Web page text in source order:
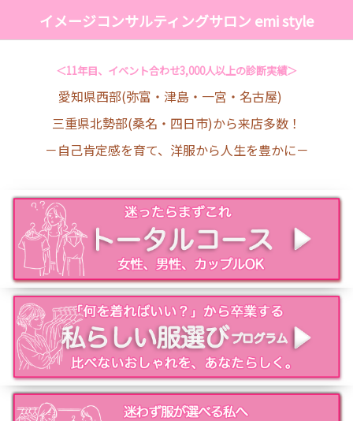
イメージコンサルティングサロン emi style
＜11年目、イベント合わせ3,000人以上の診断実績＞
愛知県西部(弥富・津島・一宮・名古屋)
三重県北勢部(桑名・四日市)から来店多数！
－自己肯定感を育て、洋服から人生を豊かに－